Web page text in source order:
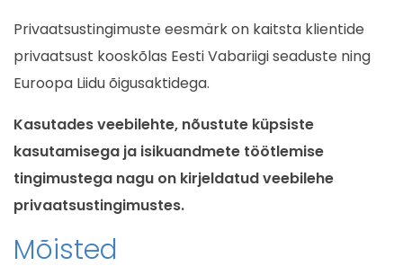
Privaatsustingimuste eesmärk on kaitsta klientide
privaatsust kooskõlas Eesti Vabariigi seaduste ning
Euroopa Liidu õigusaktidega.
Kasutades veebilehte, nõustute küpsiste
kasutamisega ja isikuandmete töötlemise
tingimustega nagu on kirjeldatud veebilehe
privaatsustingimustes.
Mõisted